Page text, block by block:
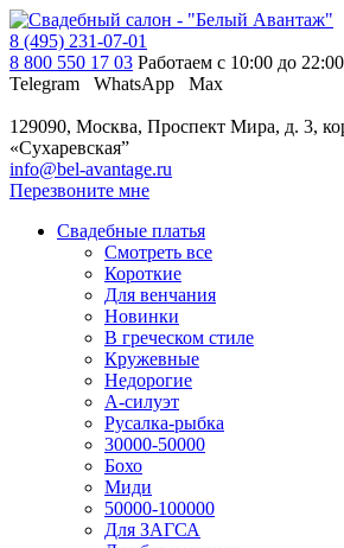
8 (495) 231-07-01
8 800 550 17 03 Работаем с 10:00 до 22:00
Telegram
WhatsApp Max
129090, Москва, Проспект Мира, д. 3,
«Сухаревская”
info@bel-avantage.ru
Перезвоните мне
Свадебные платья
Смотреть все
Короткие
Для венчания
Новинки
В греческом стиле
Кружевные
Недорогие
А-силуэт
Русалка-рыбка
30000-50000
Бохо
Миди
50000-100000
Для ЗАГСА